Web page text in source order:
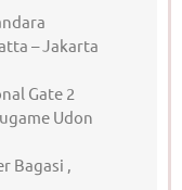
– Jakarta
Gate 2
Udon
,